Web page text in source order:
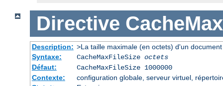
Directive
Description: >La taille maximale (en octets) d'un
Syntaxe:
CacheMaxFileSize octets
Défaut:
CacheMaxFileSize 1000000
Contexte:
configuration globale, serveur virtuel,